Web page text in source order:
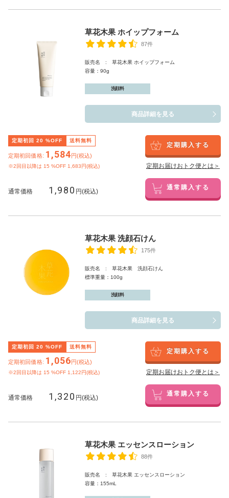
草花木果 ホイップフォーム
87件
販売名 : 草花木果 ホイップフォーム
容量：90g
洗顔料
商品詳細を見る
定期初回 20 %OFF 送料無料
定期初回価格: 1,584円(税込)
※2回目以降は 15 %OFF 1,683円(税込)
定期購入する
定期お届けおトク便とは＞
通常価格 1,980 円(税込) 通常購入する
草花木果 洗顔石けん
175件
販売名 : 草花木果 洗顔石けん
標準重量：100g
洗顔料
商品詳細を見る
定期初回 20 %OFF 送料無料
定期初回価格: 1,056円(税込)
※2回目以降は 15 %OFF 1,122円(税込)
定期購入する
定期お届けおトク便とは＞
通常価格 1,320 円(税込) 通常購入する
草花木果 エッセンスローション
88件
販売名 : 草花木果 エッセンスローション
容量：155mL